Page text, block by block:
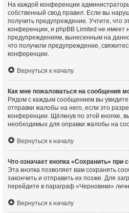
На каждой конференции
собственный свод правил. Если вы
получить предупреждение. Учтите, что
конференции, и phpBB Limited не имеет
предупреждениям, вынесенным на
что получили предупреждение,
конференции.
Вернуться к началу
Как мне пожаловаться на сообщения
Рядом с каждым сообщением вы увидите
отправки жалобы на него, если это
конференции. Щёлкнув по этой кнопке,
необходимых для оправки жалобы на
Вернуться к началу
Что означает кнопка «Сохранить» при
Эта кнопка позволяет вам сохранять
закончить и отправить их позже. Для
перейдите в параграф «Черновики»
Вернуться к началу